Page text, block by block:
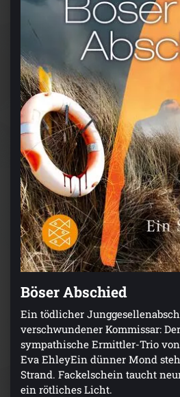
Böser Abschied
Ein tödlicher
verschwundener Kommissar:
sympathische Ermittler-Trio
Eva EhleyEin dünner Mond
Strand. Fackelschein taucht
ein rötliches Licht.